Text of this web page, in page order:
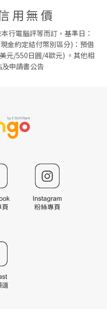
用無價
行電腦評等而訂，基準日：
金約定結付幣別區分)：預借
元/550日圓/4歐元) 。其他相
申請書公告